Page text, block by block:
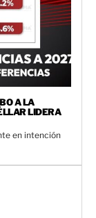
A LA
LIDERA
en intención